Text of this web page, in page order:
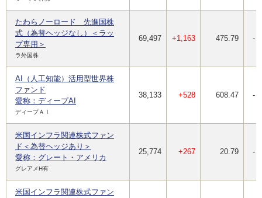
たわらノーロード 先進国株
式（為替ヘッジなし）＜ラッ
プ専用＞
ラ外国株
69,497 +1,163 475.79 -
AI（人工知能）活用型世界株
ファンド
愛称：ディープAI
ディープＡＩ
38,133 +528 608.47 -
米国インフラ関連株式ファン
ド＜為替ヘッジあり＞
愛称：グレート・アメリカ
グレアメH有
25,774 +267 20.79 -
米国インフラ関連株式ファン